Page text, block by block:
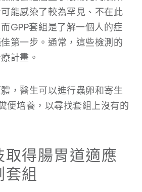
能感染了較為罕見、不在此
GPP套組是了解一個人的症
第一步。通常，這些檢測的
計畫。
，醫生可以進行蟲卵和寄生
便培養，以尋找套組上沒有的
得腸胃道適應
套組